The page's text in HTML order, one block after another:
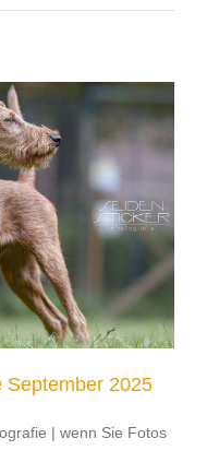
September 2025
| wenn Sie Fotos